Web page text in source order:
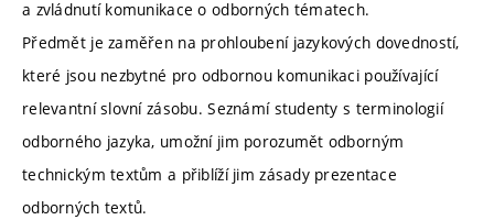
a zvládnutí komunikace o odborných tématech.
Předmět je zaměřen na prohloubení jazykových dovedností,
které jsou nezbytné pro odbornou komunikaci používající
relevantní slovní zásobu. Seznámí studenty s terminologií
odborného jazyka, umožní jim porozumět odborným
technickým textům a přiblíží jim zásady prezentace
odborných textů.